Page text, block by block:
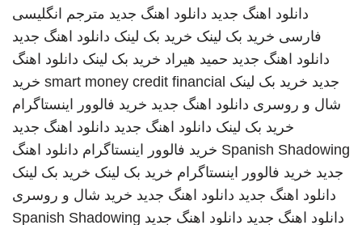
دانلود اهنگ جدید دانلود اهنگ جدید مترجم انگلیسی
فارسی خرید بک لینک خرید بک لینک دانلود اهنگ جدید
دانلود اهنگ جدید حمید هیراد خرید بک لینک دانلود اهنگ
جدید خرید بک لینک smart money credit financial خرید
شال و روسری دانلود اهنگ جدید خرید فالوور اینستاگرام
خرید بک لینک دانلود اهنگ جدید دانلود اهنگ جدید
Spanish Shadowing خرید فالوور اینستاگرام دانلود اهنگ
جدید خرید فالوور اینستاگرام خرید بک لینک خرید بک لینک
دانلود اهنگ جدید دانلود اهنگ جدید خرید شال و روسری
دانلود اهنگ جدید دانلود اهنگ جدید Spanish Shadowing